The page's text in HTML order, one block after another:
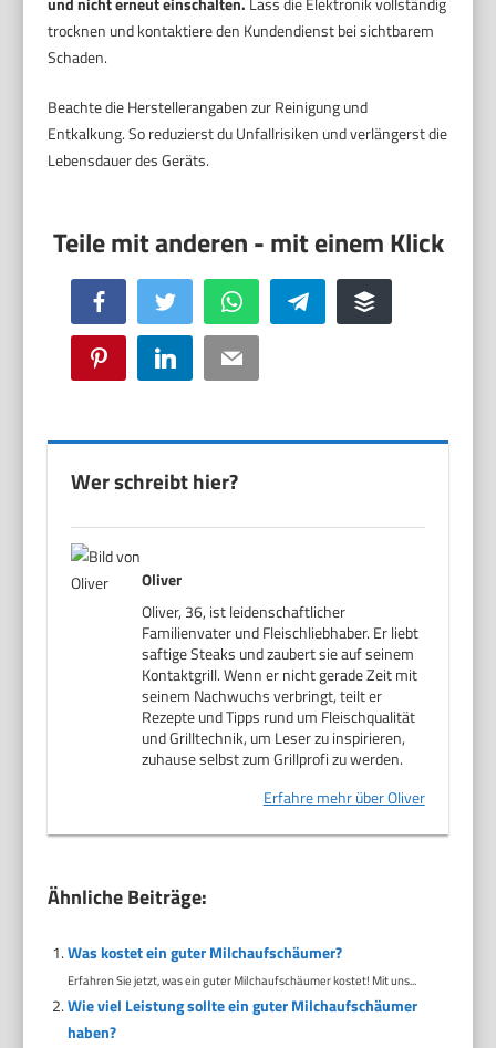
trocknen und kontaktiere den Kundendienst bei sichtbarem
Schaden.
Beachte die Herstellerangaben zur Reinigung und
Entkalkung. So reduzierst du Unfallrisiken und verlängerst die
Lebensdauer des Geräts.
Facebook Twitter WhatsApp Telegram Buffer
Pinterest LinkedIn Email
Wer schreibt hier?
Oliver
Oliver, 36, ist leidenschaftlicher
Familienvater und Fleischliebhaber. Er liebt
saftige Steaks und zaubert sie auf seinem
Kontaktgrill. Wenn er nicht gerade Zeit mit
seinem Nachwuchs verbringt, teilt er
Rezepte und Tipps rund um Fleischqualität
und Grilltechnik, um Leser zu inspirieren,
zuhause selbst zum Grillprofi zu werden.
Erfahre mehr über Oliver
Ähnliche Beiträge:
Was kostet ein guter Milchaufschäumer?
Erfahren Sie jetzt, was ein guter Milchaufschäumer kostet! Mit uns...
Wie viel Leistung sollte ein guter Milchaufschäumer
haben?